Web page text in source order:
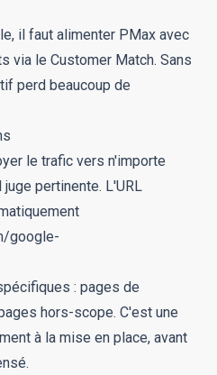
il faut alimenter PMax avec
via le Customer Match. Sans
perd beaucoup de
le trafic vers n'importe
pertinente. L'URL
google-
: pages de
hors-scope. C'est une
à la mise en place, avant